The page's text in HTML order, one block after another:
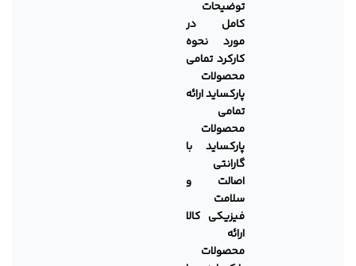
توضیحات
کامل در
مورد نحوه
کارکرد تمامی
محصولات
پارکسایدارائه
تمامی
محصولات
پارکساید با
گارانتی
اصالت و
سلامت
فیزیکی کالا
ارائه
محصولات